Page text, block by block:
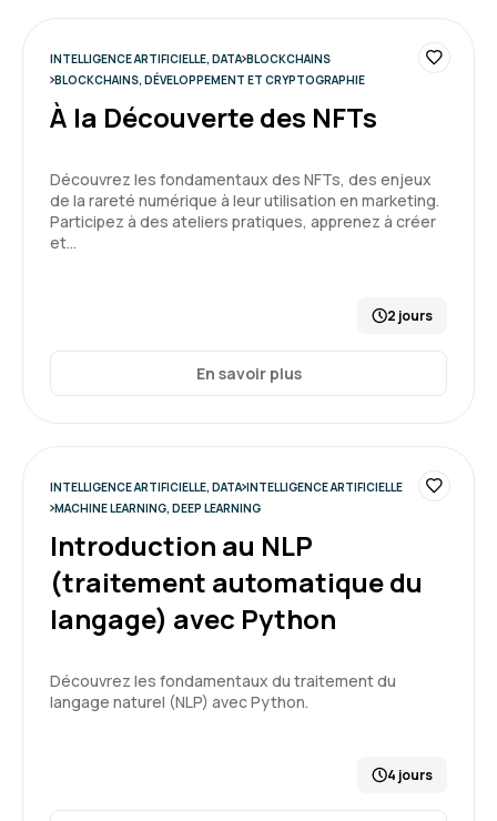
Formation : IA, les fondamentaux
5
GARSMEUR L. Le 30/03/2026
Bonjour, c'était une première expérience et
cela à répondu à mes attente.
INTELLIGENCE ARTIFICIELLE, DATA BLOCKCHAINS
BLOCKCHAINS, DÉVELOPPEMENT ET CRYPTOGRAPHIE
À la Découverte des NFTs
Découvrez les fondamentaux des NFTs, des enjeux
de la rareté numérique à leur utilisation en marketing.
Participez à des ateliers pratiques, apprenez à créer
et…
2 jours
En savoir plus
INTELLIGENCE ARTIFICIELLE, DATA INTELLIGENCE ARTIFICIELLE
MACHINE LEARNING, DEEP LEARNING
Introduction au NLP
(traitement automatique du
langage) avec Python
Découvrez les fondamentaux du traitement du
langage naturel (NLP) avec Python.
4 jours